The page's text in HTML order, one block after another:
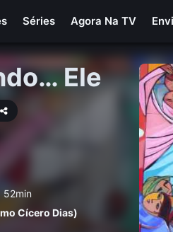
Séries Agora Na TV
Ele
52min
Cí­cero Dias)